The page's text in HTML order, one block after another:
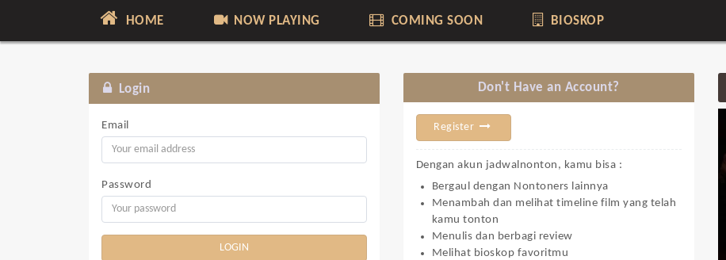
HOME NOW PLAYING COMING SOON BIOSKOP
Login
Email
Password
Don't Have an Account?
Register
Dengan akun jadwalnonton, kamu bisa :
Bergaul dengan Nontoners lainnya
Menambah dan melihat timeline film yang telah
kamu tonton
Menulis dan berbagi review
Melihat bioskop favoritmu